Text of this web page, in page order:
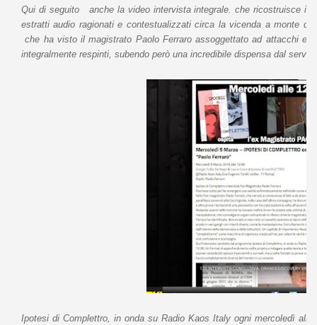
Qui di seguito anche la video intervista integrale. che ricostruisce
estratti audio ragionati e contestualizzati circa la vicenda a monte
che ha visto il magistrato Paolo Ferraro assoggettato ad attacchi e
integralmente respinti, subendo però una incredibile dispensa dal
Ipotesi di Complettro, in onda su Radio Kaos Italy ogni mercoledì